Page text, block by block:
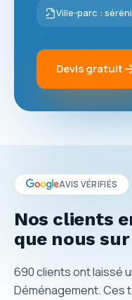
Ville-parc :
Devis gratuit
AVIS VÉRIFIÉS
Nos clients
que nous sur
690clients ont laissé
Déménagement. Ces